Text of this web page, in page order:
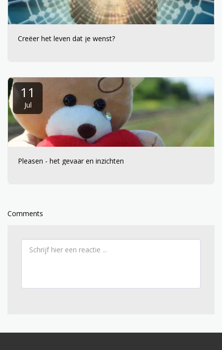
Creëer het leven dat je wenst?
11
Jul
Pleasen - het gevaar en inzichten
Comments